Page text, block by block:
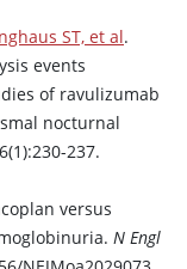
ST, et al.
events
of ravulizumab
nocturnal
237.
versus
N Engl